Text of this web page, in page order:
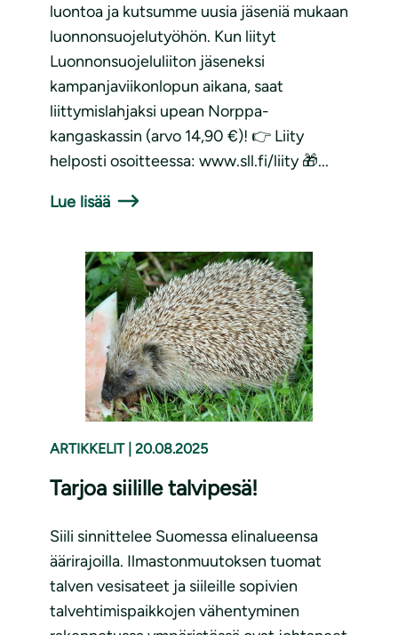
luontoa ja kutsumme uusia jäseniä mukaan
luonnonsuojelutyöhön. Kun liityt
Luonnonsuojeluliiton jäseneksi
kampanjaviikonlopun aikana, saat
liittymislahjaksi upean Norppa-
kangaskassin (arvo 14,90 €)! 👉 Liity
helposti osoitteessa: www.sll.fi/liity 🎁...
Lue lisää
ARTIKKELIT 20.08.2025
Tarjoa siilille talvipesä!
Siili sinnittelee Suomessa elinalueensa
äärirajoilla. Ilmastonmuutoksen tuomat
talven vesisateet ja siileille sopivien
talvehtimispaikkojen vähentyminen